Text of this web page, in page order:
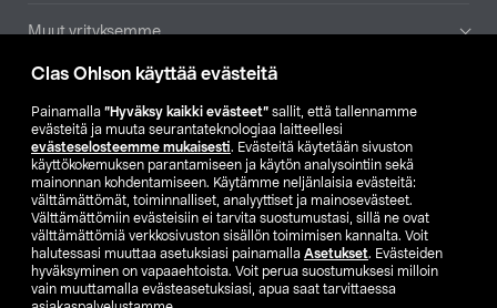
Clas Ohlson käyttää evästeitä
Painamalla ”Hyväksy kaikki evästeet” sallit, että tallennamme
evästeitä ja muuta seurantateknologiaa laitteellesi
evästeselosteemme mukaisesti. Evästeitä käytetään sivuston
käyttökokemuksen parantamiseen ja käytön analysointiin sekä
mainonnan kohdentamiseen. Käytämme neljänlaisia evästeitä:
välttämättömät, toiminnalliset, analyyttiset ja mainosevästeet.
Välttämättömiin evästeisiin ei tarvita suostumustasi, sillä ne ovat
välttämättömiä verkkosivuston sisällön toimimisen kannalta. Voit
halutessasi muuttaa asetuksiasi painamalla Asetukset. Evästeiden
hyväksyminen on vapaaehtoista. Voit perua suostumuksesi milloin
vain muuttamalla evästeasetuksiasi, apua saat tarvittaessa
Muut yrityksemme
Etsi myymälä
SE NO FI
FI SV